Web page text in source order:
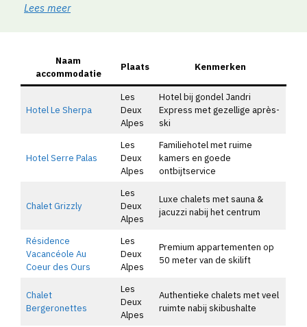
Lees meer
Naam
accommodatie
Plaats Kenmerken
Hotel Le Sherpa
Les
Deux
Alpes
Hotel bij gondel Jandri
Express met gezellige après-
ski
Hotel Serre Palas
Les
Deux
Alpes
Familiehotel met ruime
kamers en goede
ontbijtservice
Chalet Grizzly
Les
Deux
Alpes
Luxe chalets met sauna &
jacuzzi nabij het centrum
Résidence
Vacancéole Au
Coeur des Ours
Les
Deux
Alpes
Premium appartementen op
50 meter van de skilift
Chalet
Bergeronettes
Les
Deux
Alpes
Authentieke chalets met veel
ruimte nabij skibushalte